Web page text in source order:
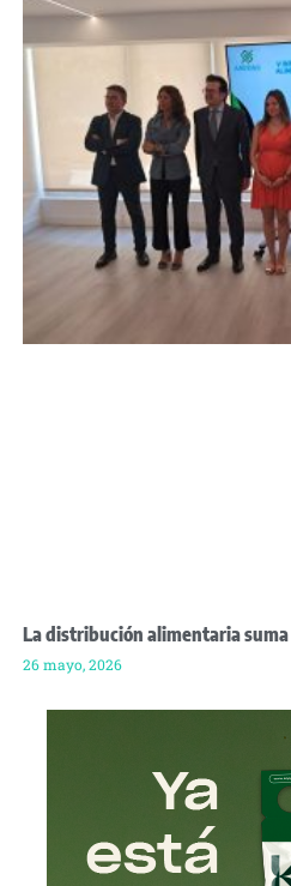
La distribución alimentaria
26 mayo, 2026